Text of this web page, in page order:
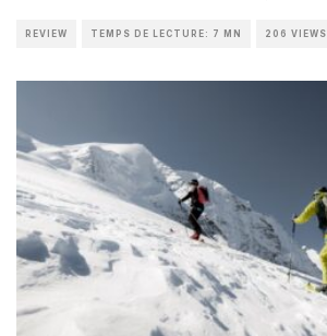
REVIEW TEMPS DE LECTURE: 7 MN 206 VIEWS